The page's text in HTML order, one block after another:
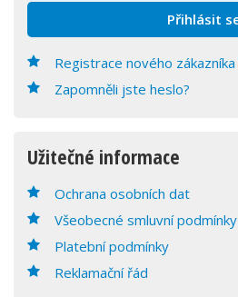
Registrace nového zákazníka
Zapomněli jste heslo?
Užitečné informace
Ochrana osobních dat
Všeobecné smluvní podmínky
Platební podmínky
Reklamační řád